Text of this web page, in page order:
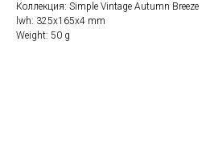
Коллекция: Simple Vintage Autumn Breeze
lwh: 325x165x4 mm
Weight: 50 g